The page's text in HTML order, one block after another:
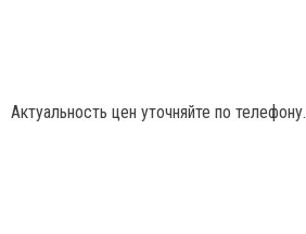
Актуальность цен уточняйте по телефону.